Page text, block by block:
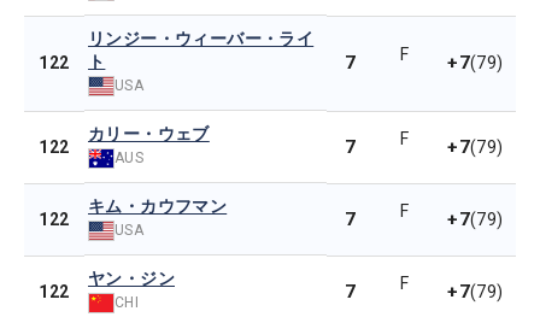
122
リンジー・ウィーバー・ライ
ト
USA
7 F +7(79)
122
カリー・ウェブ
AUS 7 F +7(79)
122
キム・カウフマン
USA 7 F +7(79)
122
ヤン・ジン
CHI 7 F +7(79)